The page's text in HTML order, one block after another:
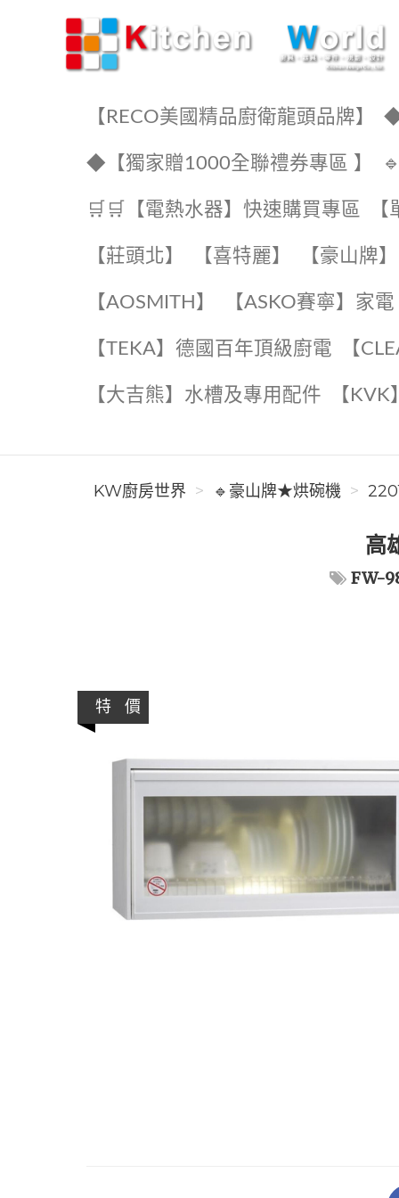
【RECO美國精品廚衛龍頭品牌】 ◆
◆【獨家贈1000全聯禮券專區 】
🛒🛒【電熱水器】快速購買專區
【莊頭北】 【喜特麗】 【豪山牌】
【AOSMITH】 【ASKO賽寧】家電
️【TEKA】️德國百年頂級廚電 【
【大吉熊】水槽及專用配件 【
KW廚房世界 🔹豪山牌★烘碗機
高
FW-
特 價